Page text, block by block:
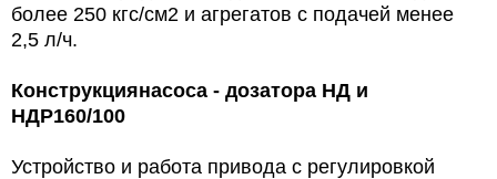
более 250 кгс/см2 и агрегатов с подачей менее
2,5 л/ч.
Конструкциянасоса - дозатора НД и
НДР160/100
Устройство и работа привода с регулировкой